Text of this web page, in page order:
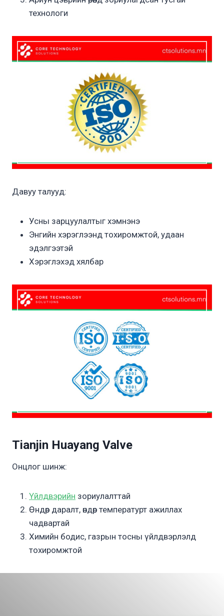
технологи
Давуу талууд:
Усны зарцуулалтыг хэмнэнэ
Энгийн хэрэглээнд тохиромжтой, удаан
эдэлгээтэй
Хэрэглэхэд хялбар
Tianjin Huayang Valve
Онцлог шинж:
Үйлдвэрийн зориулалттай
Өндөр даралт, өндөр температурт ажиллах
чадвартай
Химийн бодис, газрын тосны үйлдвэрлэлд
тохиромжтой